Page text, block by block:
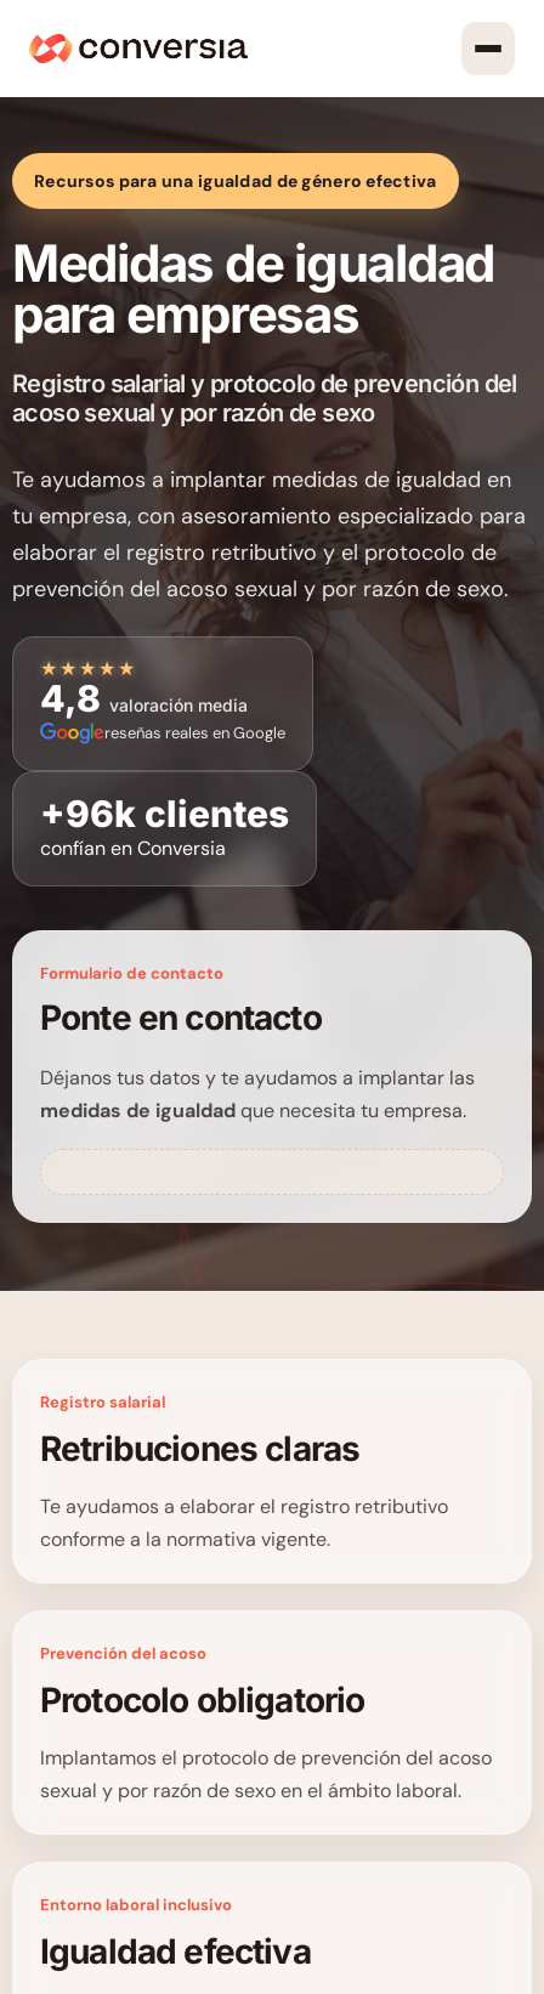
Recursos para una igualdad de género efectiva
Medidas de igualdad
para empresas
Registro salarial y protocolo de prevención del
acoso sexual y por razón de sexo
Te ayudamos a implantar medidas de igualdad en
tu empresa, con asesoramiento especializado para
elaborar el registro retributivo y el protocolo de
prevención del acoso sexual y por razón de sexo.
★★★★★
4,8 valoración media
reseñas reales en Google
+96k clientes
confían en Conversia
Formulario de contacto
Ponte en contacto
Déjanos tus datos y te ayudamos a implantar las
medidas de igualdadque necesita tu empresa.
Registro salarial
Retribuciones claras
Te ayudamos a elaborar el registro retributivo
conforme a la normativa vigente.
Prevención del acoso
Protocolo obligatorio
Implantamos el protocolo de prevención del acoso
sexual y por razón de sexo en el ámbito laboral.
Entorno laboral inclusivo
Igualdad efectiva